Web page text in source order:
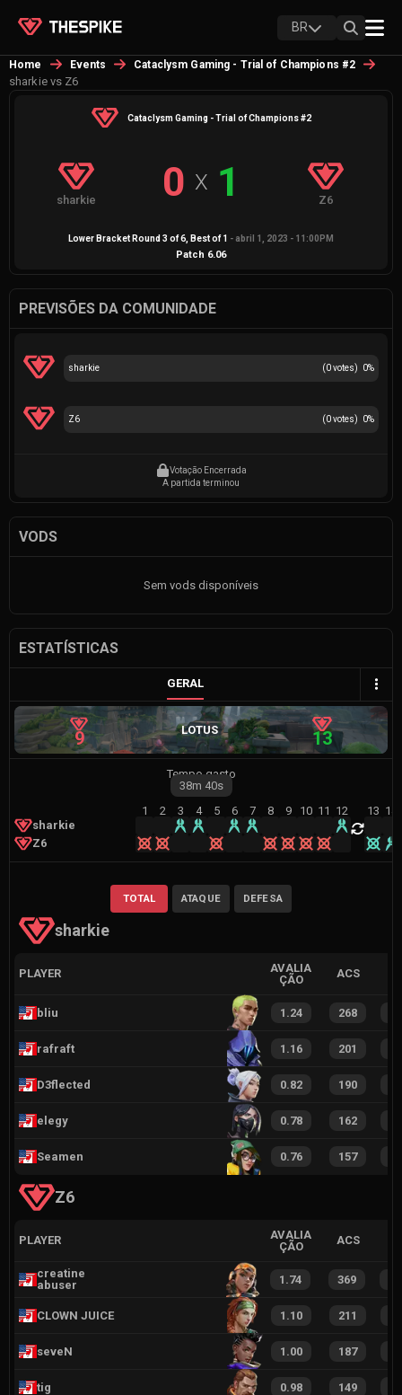
BR
Home Events Cataclysm Gaming - Trial of Champions #2
sharkie vs Z6
Cataclysm Gaming - Trial of Champions #2
sharkie 0 X 1 Z6
Lower Bracket Round 3 of 6 , Best of1 - abril 1, 2023 - 11:00PM
Patch 6.06
PREVISÕES DA COMUNIDADE
(0votes) 0%
sharkie
(0votes) 0%
Z6
Votação Encerrada
A partida terminou
VODS
Sem vods disponíveis
ESTATÍSTICAS
GERAL
9 LOTUS 13
Tempo gasto
38m 40s
sharkie
Z6
1 2 3 4 5 6 7 8 9 10 11 12 13 14
sharkie
TOTAL ATAQUE DEFESA
PLAYER
AVALIA
ÇÃO
ACS
bliu 1.24 268
rafraft 1.16 201
D3flected 0.82 190
elegy 0.78 162
Seamen 0.76 157
Z6
PLAYER
AVALIA
ÇÃO
ACS
creatine
abuser
1.74 369
CLOWN JUICE 1.10 211
seveN 1.00 187
tig 0.98 149